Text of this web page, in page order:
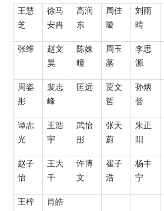
王慧
芝
徐马
安冉
高润
东
周佳
璇
刘雨
晴
张维
赵文
昊
陈姝
曈
周玉
菡
李思
源
周姿
彤
裴志
峰
匡远
贾文
哲
孙炳
誉
谭志
光
王浩
宇
武怡
彤
张天
蔚
朱正
阳
赵子
怡
王大
千
许博
文
崔子
浩
杨丰
宁
王梓
肖皓